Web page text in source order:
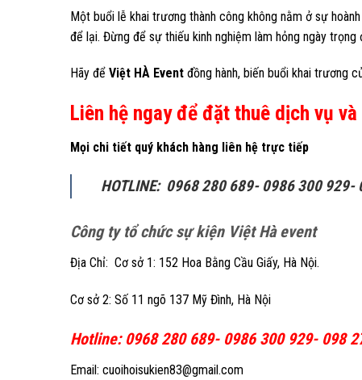
Một buổi lễ khai trương thành công không nằm ở sự
để lại. Đừng để sự thiếu kinh nghiệm làm hỏng ngày trọng
Hãy để Việt HÀ Event đồng hành, biến buổi khai trương
Liên hệ ngay để đặt thuê dịch vụ
Mọi chi tiết quý khách hàng liên hệ trực tiếp
HOTLINE: 0968 280 689- 0986 300 929-
Công ty tổ chức sự kiện Việt Hà event
Địa Chỉ: Cơ sở 1: 152 Hoa Bằng Cầu Giấy, Hà Nội.
Cơ sở 2: Số 11 ngõ 137 Mỹ Đình, Hà Nội
Hotline: 0968 280 689- 0986 300 929- 098
Email: cuoihoisukien83@gmail.com